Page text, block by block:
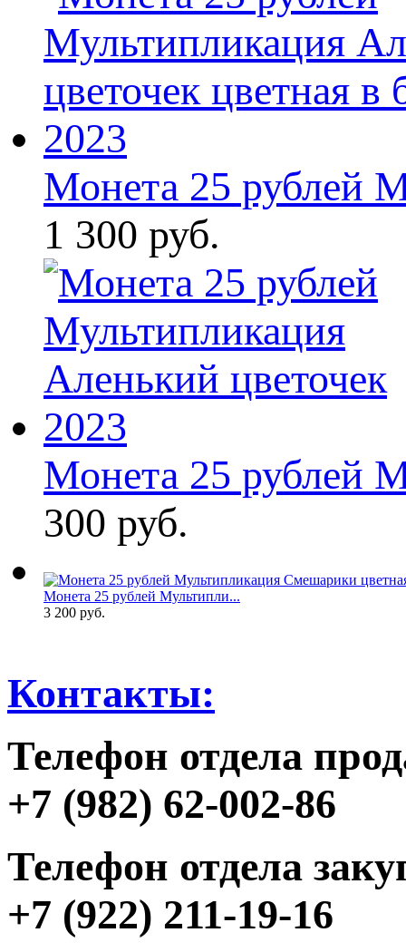
Монета 25 рублей
1 300 руб.
Монета 25 рублей
300 руб.
Монета 25 рублей Мультипли...
3 200 руб.
Контакты:
Телефон отдела
+7 (982) 62-002-86
Телефон отдела
+7 (922) 211-19-16